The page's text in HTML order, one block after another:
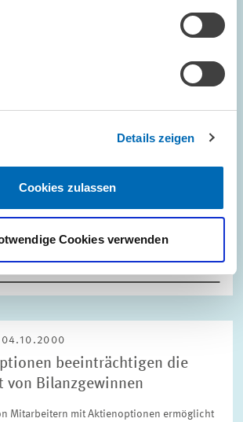
Details zeigen
Cookies zulassen
Cookies verwenden
DIENSTLEISTER
JAMES J. HECKMAN
04.10.2000
beeinträchtigen die
von Bilanzgewinnen
Mitarbeitern mit Aktienoptionen ermöglicht